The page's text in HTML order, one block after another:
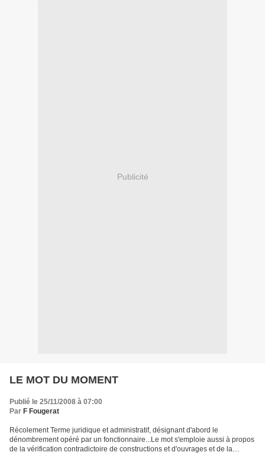
Publicité
LE MOT DU MOMENT
Publié le 25/11/2008 à 07:00
Par F Fougerat
Récolement Terme juridique et administratif, désignant d'abord le
dénombrement opéré par un fonctionnaire...Le mot s'emploie aussi à propos
de la vérification contradictoire de constructions et d'ouvrages et de la